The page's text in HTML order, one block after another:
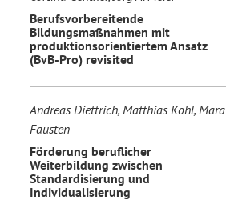
Berufsvorbereitende
Bildungsmaßnahmen mit
produktionsorientiertem Ansatz
(BvB-Pro) revisited
Andreas Diettrich, Matthias Kohl, Mara
Fausten
Förderung beruflicher
Weiterbildung zwischen
Standardisierung und
Individualisierung